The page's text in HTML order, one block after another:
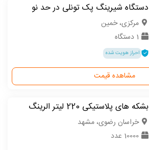
دستگاه شیرینگ پک تونلی در حد نو
مركزی، خمین
1 دستگاه
احراز هویت شده
مشاهده قیمت
بشکه های پلاستیکی 220 لیتر الرینگ
خراسان رضوی، مشهد
10000 عدد